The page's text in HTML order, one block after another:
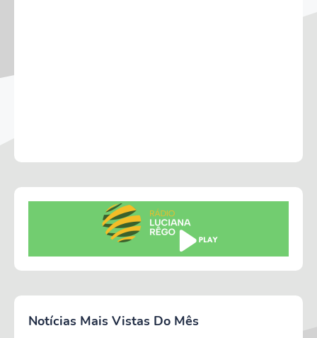
Notícias Mais Vistas Do Mês